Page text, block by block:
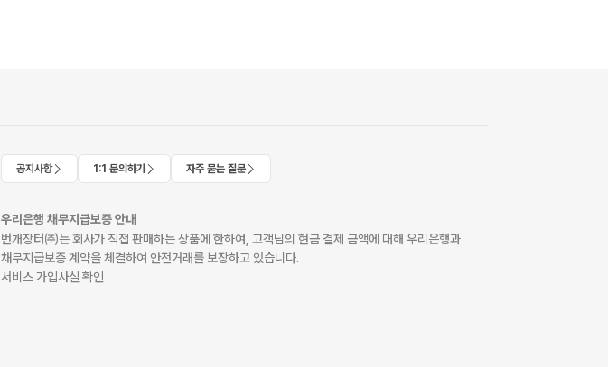
공지사항 1:1 문의하기 자주 묻는 질문
우리은행 채무지급보증 안내
번개장터㈜는 회사가 직접 판매하는 상품에 한하여, 고객님의 현금 결제 금액에 대해 우리은행과
채무지급보증 계약을 체결하여 안전거래를 보장하고 있습니다.
서비스 가입사실 확인